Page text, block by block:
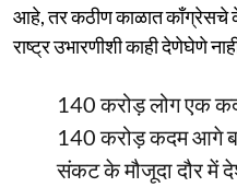
आहे, तर कठीण काळात काँग्रेसचे
राष्ट्र उभारणीशी काही देणेघेणे
140 करोड़ लोग एक
140 करोड़ कदम आगे
संकट के मौजूदा दौर में